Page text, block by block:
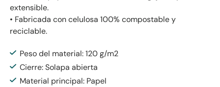
extensible.
• Fabricada con celulosa 100% compostable y
reciclable.
Peso del material: 120 g/m2
Cierre: Solapa abierta
Material principal: Papel